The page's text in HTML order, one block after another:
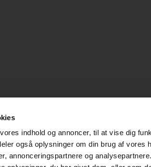
indhold og annoncer, til at vise dig
også oplysninger om din brug af vores
annonceringspartnere og